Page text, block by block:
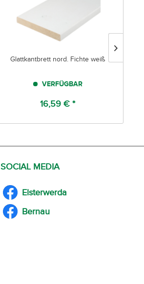
Glattkantbrett nord. Fichte weiß
VERFÜGBAR
16,59 € *
SOCIAL MEDIA
Elsterwerda
Bernau